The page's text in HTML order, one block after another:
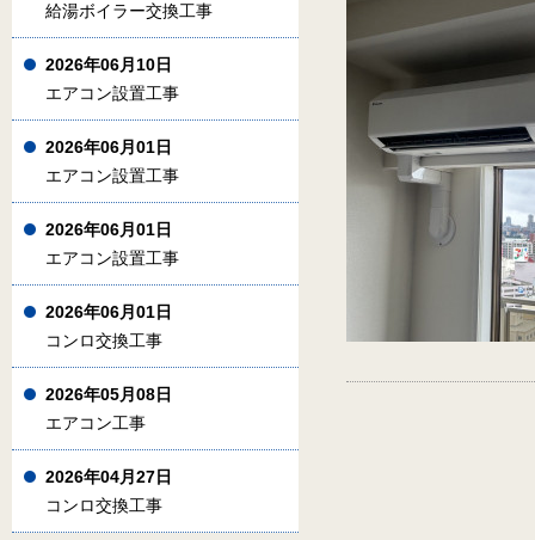
給湯ボイラー交換工事
2026年06月10日
エアコン設置工事
2026年06月01日
エアコン設置工事
2026年06月01日
エアコン設置工事
2026年06月01日
コンロ交換工事
2026年05月08日
エアコン工事
2026年04月27日
コンロ交換工事